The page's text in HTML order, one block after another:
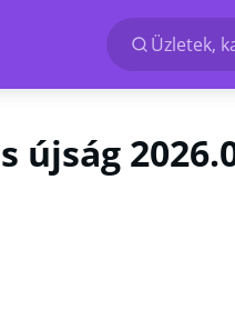
Üzletek,
újság